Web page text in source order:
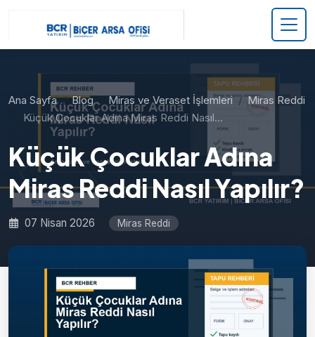
Ana Sayfa Blog Miras ve Veraset İşlemleri
Miras Reddi
Küçük Çocuklar Adına Miras Reddi Nasıl…
Küçük Çocuklar Adına
Miras Reddi Nasıl Yapılır?
07 Nisan 2026 Miras Reddi